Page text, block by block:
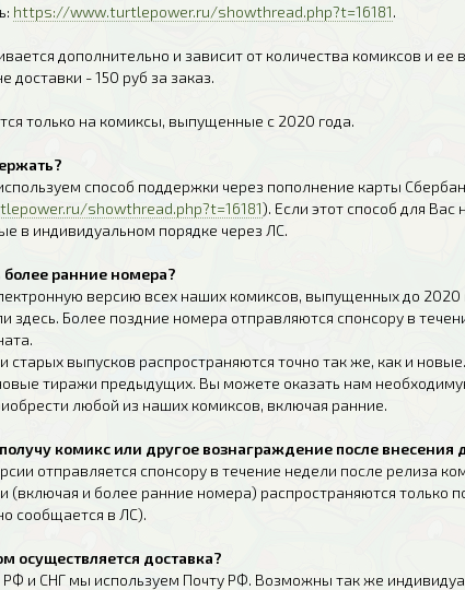
https://www.turtlepower.ru/showthread.php?t=16181.
дополнительно и зависит от количества комиксов и
доставки - 150 руб за заказ.
только на комиксы, выпущенные с 2020 года.
способ поддержки через пополнение карты
showthread.php?t=16181). Если этот способ для
в индивидуальном порядке через ЛС.
более ранние номера?
версию всех наших комиксов, выпущенных до 2020
здесь. Более поздние номера отправляются спонсору в
старых выпусков распространяются точно так же, как и
тиражи предыдущих. Вы можете оказать нам
любой из наших комиксов, включая ранние.
комикс или другое вознаграждение после внесения
отправляется спонсору в течение недели после релиза
(включая и более ранние номера) распространяются только
сообщается в ЛС).
осуществляется доставка?
РФ и СНГ мы используем Почту РФ. Возможны так же